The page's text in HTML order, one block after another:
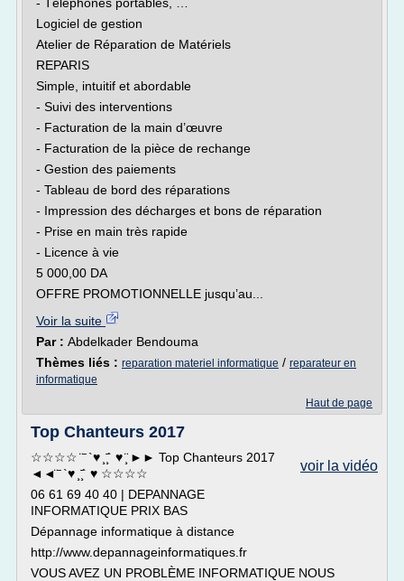
Logiciel de gestion
Atelier de Réparation de Matériels
REPARIS
Simple, intuitif et abordable
- Suivi des interventions
- Facturation de la main d’œuvre
- Facturation de la pièce de rechange
- Gestion des paiements
- Tableau de bord des réparations
- Impression des décharges et bons de réparation
- Prise en main très rapide
- Licence à vie
5 000,00 DA
OFFRE PROMOTIONNELLE jusqu’au...
Voir la suite
Par : Abdelkader Bendouma
Thèmes liés : reparation materiel informatique / reparateur en
informatique
Haut de page
Top Chanteurs 2017
voir la vidéo
☆☆☆☆ ̈ ̄ `♥ ̧ ̧̄` ♥ ̧̈ ►► Top Chanteurs 2017
◄◄̈ ̄ `♥ ̧ ̧̄` ♥ ☆☆☆☆
06 61 69 40 40 | DEPANNAGE
INFORMATIQUE PRIX BAS
Dépannage informatique à distance
http://www.depannageinformatiques.fr
VOUS AVEZ UN PROBLÈME INFORMATIQUE NOUS